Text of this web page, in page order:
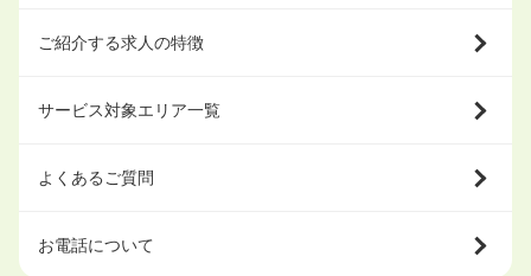
ご紹介する求人の特徴
サービス対象エリア一覧
よくあるご質問
お電話について